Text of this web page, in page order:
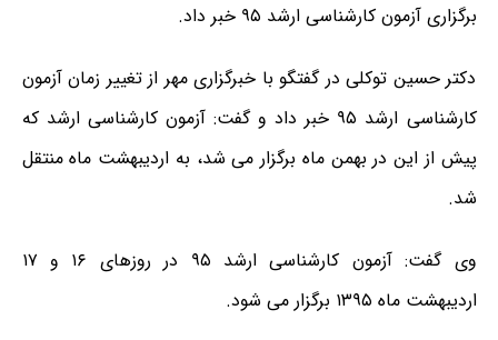
برگزاری آزمون کارشناسی ارشد ۹۵ خبر داد.
دکتر حسین توکلی در گفتگو با خبرگزاری مهر از تغییر زمان آزمون
کارشناسی ارشد ۹۵ خبر داد و گفت: آزمون کارشناسی ارشد که
پیش از این در بهمن ماه برگزار می شد، به اردیبهشت ماه منتقل
شد.
وی گفت: آزمون کارشناسی ارشد ۹۵ در روزهای ۱۶ و ۱۷
اردیبهشت ماه ۱۳۹۵ برگزار می شود.